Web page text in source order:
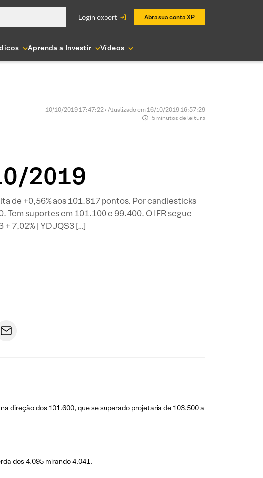
login expert Abra sua conta XP
Aprenda a Investir Vídeos
10/10/2019 17:47:22 • Atualizado em 16/10/2019 16:57:29
5 minutos de leitura
2019
de +0,56% aos 101.817 pontos. Por candlesticks
suportes em 101.100 e 99.400. O IFR segue
7,02% | YDUQS3 […]
direção dos 101.600, que se superado projetaria de 103.500 a
dos 4.095 mirando 4.041.